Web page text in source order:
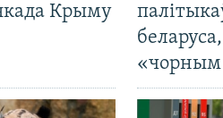
Крыму
«чорным